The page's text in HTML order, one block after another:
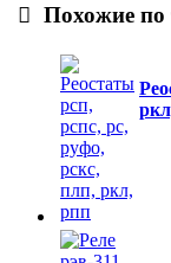
Похожие по